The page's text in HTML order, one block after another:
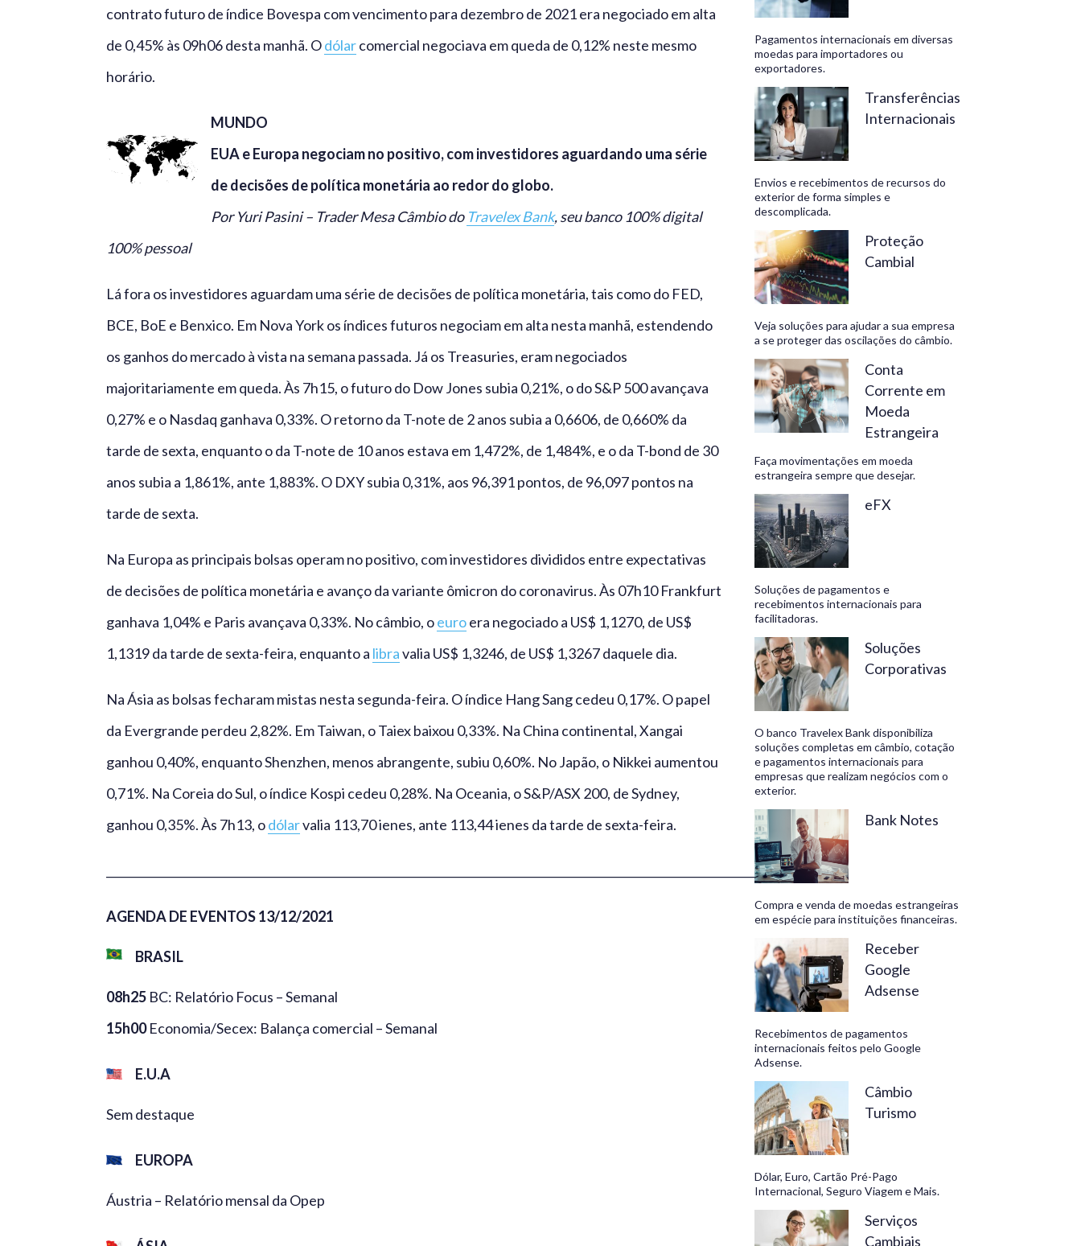
contrato futuro de índice Bovespa com vencimento para dezembro de 2021 era negociado em alta
de 0,45% às 09h06 desta manhã. Odólarcomercial negociava em queda de 0,12% neste mesmo
horário.
MUNDO
EUA e Europa negociam no positivo, com investidores aguardando uma série
de decisões de política monetária ao redor do globo.
Por Yuri Pasini – Trader Mesa Câmbio do Travelex Bank, seu banco 100% digital
100% pessoal
Lá fora os investidores aguardam uma série de decisões de política monetária, tais como do FED,
BCE, BoE e Benxico. Em Nova York os índices futuros negociam em alta nesta manhã, estendendo
os ganhos do mercado à vista na semana passada. Já os Treasuries, eram negociados
majoritariamente em queda. Às 7h15, o futuro do Dow Jones subia 0,21%, o do S&P 500 avançava
0,27% e o Nasdaq ganhava 0,33%. O retorno da T-note de 2 anos subia a 0,6606, de 0,660% da
tarde de sexta, enquanto o da T-note de 10 anos estava em 1,472%, de 1,484%, e o da T-bond de 30
anos subia a 1,861%, ante 1,883%. O DXY subia 0,31%, aos 96,391 pontos, de 96,097 pontos na
tarde de sexta.
Na Europa as principais bolsas operam no positivo, com investidores divididos entre expectativas
de decisões de política monetária e avanço da variante ômicron do coronavirus. Às 07h10 Frankfurt
ganhava 1,04% e Paris avançava 0,33%. No câmbio, oeuroera negociado a US$ 1,1270, de US$
1,1319 da tarde de sexta-feira, enquanto a libravalia US$ 1,3246, de US$ 1,3267 daquele dia.
Na Ásia as bolsas fecharam mistas nesta segunda-feira. O índice Hang Sang cedeu 0,17%. O papel
da Evergrande perdeu 2,82%. Em Taiwan, o Taiex baixou 0,33%. Na China continental, Xangai
ganhou 0,40%, enquanto Shenzhen, menos abrangente, subiu 0,60%. No Japão, o Nikkei aumentou
0,71%. Na Coreia do Sul, o índice Kospi cedeu 0,28%. Na Oceania, o S&P/ASX 200, de Sydney,
ganhou 0,35%. Às 7h13, odólarvalia 113,70 ienes, ante 113,44 ienes da tarde de sexta-feira.
______________________________________________________________________________________________________________________________
AGENDA DE EVENTOS 13/12/2021
BRASIL
08h25 BC: Relatório Focus – Semanal
15h00Economia/Secex: Balança comercial – Semanal
E.U.A
Sem destaque
EUROPA
Áustria – Relatório mensal da Opep
Bank,
negócios
rentáveis
Pagamentos internacionais em diversas
moedas para importadores ou
exportadores.
Transferências
Internacionais
Envios e recebimentos de recursos do
exterior de forma simples e
descomplicada.
Proteção
Cambial
Veja soluções para ajudar a sua empresa
a se proteger das oscilações do câmbio.
Conta
Corrente em
Moeda
Estrangeira
Faça movimentações em moeda
estrangeira sempre que desejar.
eFX
Soluções de pagamentos e
recebimentos internacionais para
facilitadoras.
Soluções
Corporativas
O banco Travelex Bank disponibiliza
soluções completas em câmbio, cotação
e pagamentos internacionais para
empresas que realizam negócios com o
exterior.
Bank Notes
Compra e venda de moedas estrangeiras
em espécie para instituições financeiras.
Receber
Google
Adsense
Recebimentos de pagamentos
internacionais feitos pelo Google
Adsense.
Câmbio
Turismo
Dólar, Euro, Cartão Pré-Pago
Internacional, Seguro Viagem e Mais.
Serviços
Cambiais